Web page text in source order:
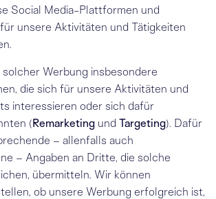
Social Media-Plattformen und
unsere Aktivitäten und Tätigkeiten
Werbung insbesondere
die sich für unsere Aktivitäten und
interessieren oder sich dafür
(Remarketing und Targeting). Dafür
– allenfalls auch
– Angaben an Dritte, die solche
übermitteln. Wir können
ob unsere Werbung erfolgreich ist,